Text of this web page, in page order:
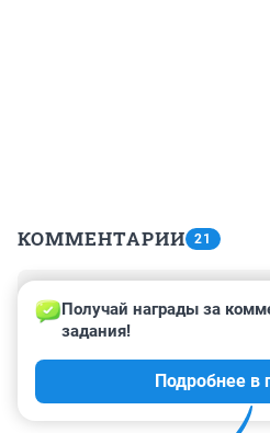
КОММЕНТАРИИ 21
9 мая 2024, 04:40
Скотч на бампере с
Выводы страховой, скорее
Но непонятно: почему они не
дело для них вполне
Получай награды за
задания!
Подробнее в